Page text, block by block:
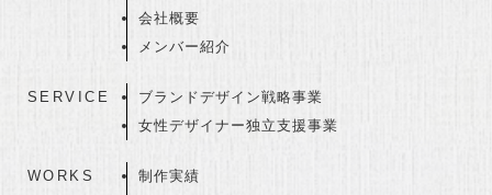
会社概要
メンバー紹介
SERVICE
ブランドデザイン戦略事業
女性デザイナー独立支援事業
WORKS
制作実績